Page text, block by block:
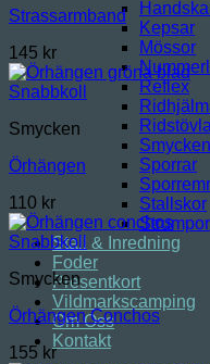
Kepsar
Mössor
Reflex
Smycken
Sporrar
Stallskor
Strumpor
Stall & Inredning
Foder
Presentkort
Vildmarkscamping
Om Oss
Kontakt
Strassarmband
145 kr
Snabbkoll
Smycken
Örhängen
110 kr
Snabbkoll
Smycken
Örhängen Conchos
155 kr